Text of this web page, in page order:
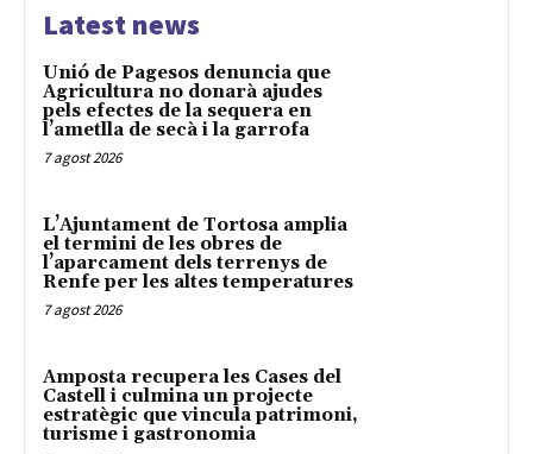
Latest news
Unió de Pagesos denuncia que
Agricultura no donarà ajudes
pels efectes de la sequera en
l’ametlla de secà i la garrofa
7 agost 2026
L’Ajuntament de Tortosa amplia
el termini de les obres de
l’aparcament dels terrenys de
Renfe per les altes temperatures
7 agost 2026
Amposta recupera les Cases del
Castell i culmina un projecte
estratègic que vincula patrimoni,
turisme i gastronomia